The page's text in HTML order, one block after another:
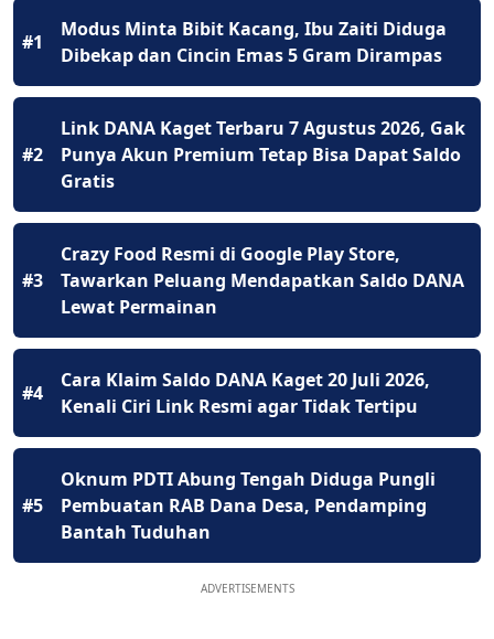
#1
Modus Minta Bibit Kacang, Ibu Zaiti Diduga
Dibekap dan Cincin Emas 5 Gram Dirampas
#2
Link DANA Kaget Terbaru 7 Agustus 2026, Gak
Punya Akun Premium Tetap Bisa Dapat Saldo
Gratis
#3
Crazy Food Resmi di Google Play Store,
Tawarkan Peluang Mendapatkan Saldo DANA
Lewat Permainan
#4
Cara Klaim Saldo DANA Kaget 20 Juli 2026,
Kenali Ciri Link Resmi agar Tidak Tertipu
#5
Oknum PDTI Abung Tengah Diduga Pungli
Pembuatan RAB Dana Desa, Pendamping
Bantah Tuduhan
ADVERTISEMENTS